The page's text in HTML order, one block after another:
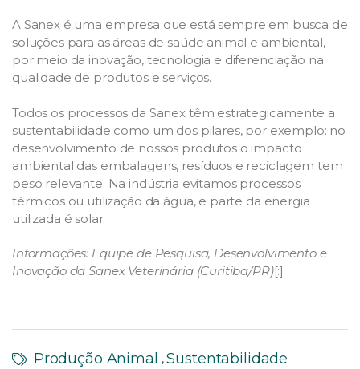
A Sanex é uma empresa que está sempre em busca de
soluções para as áreas de saúde animal e ambiental,
por meio da inovação, tecnologia e diferenciação na
qualidade de produtos e serviços.
Todos os processos da Sanex têm estrategicamente a
sustentabilidade como um dos pilares, por exemplo: no
desenvolvimento de nossos produtos o impacto
ambiental das embalagens, resíduos e reciclagem tem
peso relevante. Na indústria evitamos processos
térmicos ou utilização da água, e parte da energia
utilizada é solar.
Informações: Equipe de Pesquisa, Desenvolvimento e
Inovação da Sanex Veterinária (Curitiba/PR)[:]
Produção Animal , Sustentabilidade